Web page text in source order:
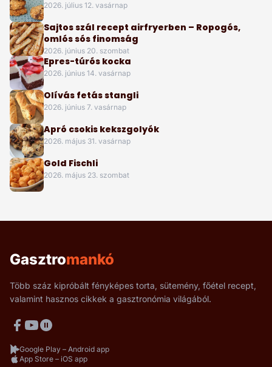
2026. július 12. vasárnap
Sajtos szál recept airfryerben – Ropogós,
omlós sós finomság
2026. június 20. szombat
Epres-túrós kocka
2026. június 14. vasárnap
Olívás fetás stangli
2026. június 7. vasárnap
Apró csokis kekszgolyók
2026. május 31. vasárnap
Gold Fischli
2026. május 23. szombat
Gasztromankó
Több száz kipróbált fényképes torta, sütemény, főétel recept,
valamint hasznos cikkek a gasztronómia világából.
Google Play – Android app
App Store – iOS app